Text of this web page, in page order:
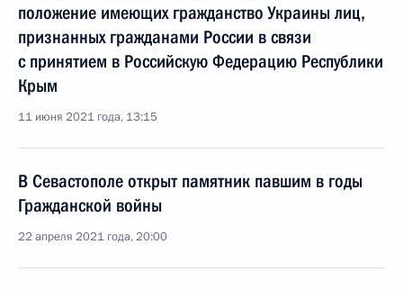
положение имеющих гражданство Украины лиц,
признанных гражданами России в связи
с принятием в Российскую Федерацию Республики
Крым
11 июня 2021 года, 13:15
В Севастополе открыт памятник павшим в годы
Гражданской войны
22 апреля 2021 года, 20:00